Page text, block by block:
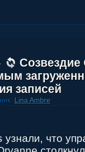
Созвездие
записей
Lina Ambre
узнали, что